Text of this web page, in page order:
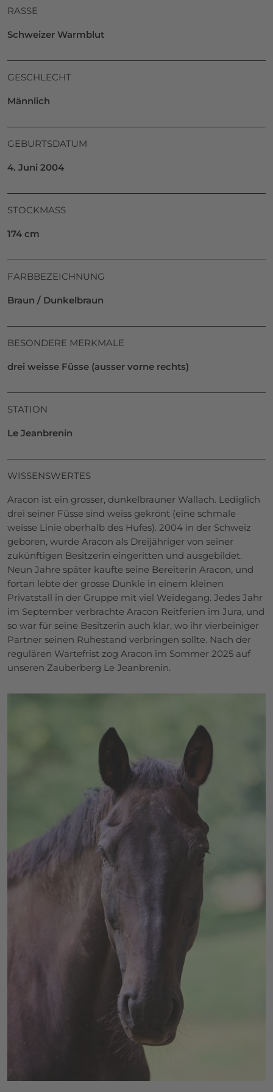
RASSE
Schweizer Warmblut
GESCHLECHT
Männlich
GEBURTSDATUM
4. Juni 2004
STOCKMASS
174 cm
FARBBEZEICHNUNG
Braun / Dunkelbraun
BESONDERE MERKMALE
drei weisse Füsse (ausser vorne rechts)
STATION
Le Jeanbrenin
WISSENSWERTES
Aracon ist ein grosser, dunkelbrauner Wallach. Lediglich
drei seiner Füsse sind weiss gekrönt (eine schmale
weisse Linie oberhalb des Hufes). 2004 in der Schweiz
geboren, wurde Aracon als Dreijähriger von seiner
zukünftigen Besitzerin eingeritten und ausgebildet.
Neun Jahre später kaufte seine Bereiterin Aracon, und
fortan lebte der grosse Dunkle in einem kleinen
Privatstall in der Gruppe mit viel Weidegang. Jedes Jahr
im September verbrachte Aracon Reitferien im Jura, und
so war für seine Besitzerin auch klar, wo ihr vierbeiniger
Partner seinen Ruhestand verbringen sollte. Nach der
regulären Wartefrist zog Aracon im Sommer 2025 auf
unseren Zauberberg Le Jeanbrenin.